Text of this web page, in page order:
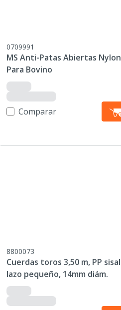
0709991
MS Anti-Patas Abiertas Nylon
Para Bovino
Comparar
8800073
Cuerdas toros 3,50 m, PP sisal
lazo pequeño, 14mm diám.